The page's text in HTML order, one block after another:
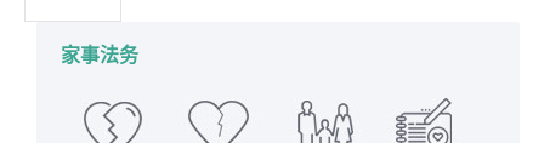
家事法务